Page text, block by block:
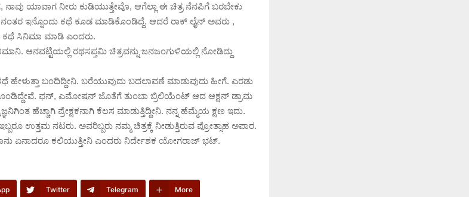
ಯಾವಾಗ ನೀರು ಕುಡಿಯುತ್ತೇವೊ, ಆಗೆಲ್ಲಾ ಈ ಚಿತ್ರ ನೆನಪಿಗೆ ಬರಬೇಕು
ಇನ್ನೊಂದು ಕಥೆ ಕೂಡ ಮಾಡಿಕೊಂಡಿದ್ದೆ‌. ಆದರೆ ರಾಕ್ ಲೈನ್ ಅವರು ,
ಕಥೆ ಸಿನಿಮಾ ಮಾಡಿ ಎಂದರು.
ಆನವಟ್ಟಿಯಲ್ಲಿ ರಥಸಪ್ತಮಿ ಚಿತ್ರವನ್ನು ಜನಜಂಗುಳಿಯಲ್ಲಿ ನೋಡಿದ್ದು
ಬಂದಿದ್ದೀನಿ. ಬರೆಯುವುದು ಬದಲಾವಣೆ ಮಾಡುವುದು ಹೀಗೆ. ಎರಡು
ಫನ್, ಎಮೋಷನ್ ಜೊತೆಗೆ ತುಂಬಾ ಬ್ರಿಲಿಯೆಂಟ್ ಆದ ಆಕ್ಷನ್ ಡ್ರಾಮ
ಹೆಚ್ಚಾಗಿ ಪ್ರೇಕ್ಷಕನಾಗಿ ಕೆಲಸ ಮಾಡುತ್ತಿದ್ದೀನಿ. ನನ್ನ ಹೆಮ್ಮೆಯ ಕ್ಷಣ ಇದು.
ಉತ್ತಮ ನಟರು. ಅವರಿಬ್ಬರು ನಮ್ಮ ಚಿತ್ರಕ್ಕೆ ನೀಡುತ್ತಿರುವ ಪ್ರೋತ್ಸಾಹ ಅಪಾರ.
ಏನಾದರೂ ಕಲಿಯುತ್ತೀನಿ ಎಂದರು ನಿರ್ದೇಶಕ ಯೋಗರಾಜ್ ಭಟ್.
Twitter Telegram More